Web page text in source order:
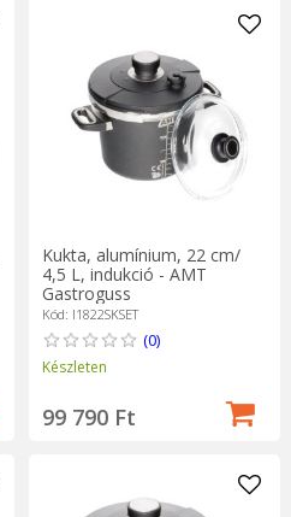
Kukta, alumínium, 22 cm/
4,5 L, indukció - AMT
Gastroguss
Kód: I1822SKSET
(0)
Készleten
99 790 Ft